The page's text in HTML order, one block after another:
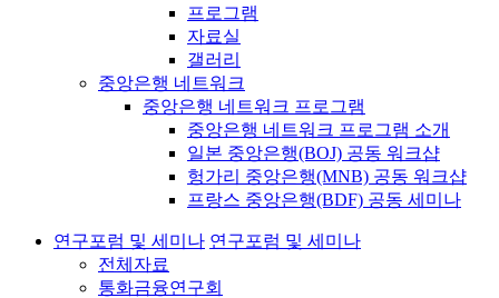
프로그램
자료실
갤러리
중앙은행 네트워크
중앙은행 네트워크 프로그램
중앙은행 네트워크 프로그램 소개
일본 중앙은행(BOJ) 공동 워크샵
헝가리 중앙은행(MNB) 공동 워크샵
프랑스 중앙은행(BDF) 공동 세미나
연구포럼 및 세미나 연구포럼 및 세미나
전체자료
통화금융연구회